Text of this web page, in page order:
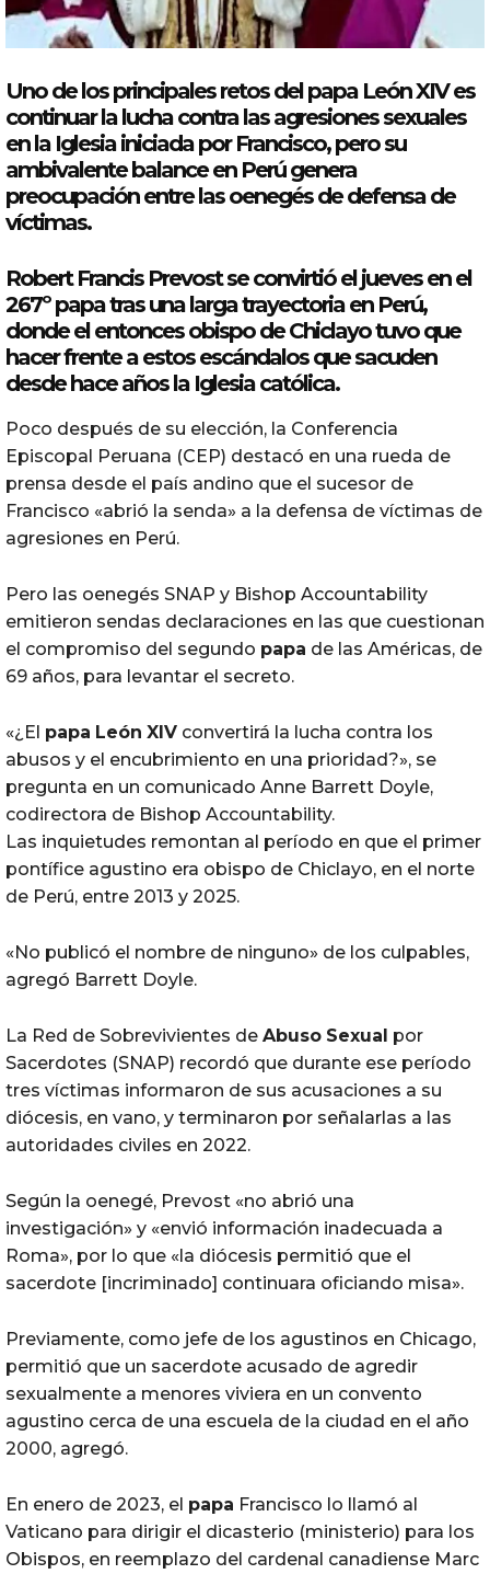
Uno de los principales retos delpapa LeónXIVes
continuar la lucha contra las agresiones sexuales
en la Iglesiainiciada por Francisco, pero su
ambivalente balance en Perú genera
preocupación entre las oenegés de defensa de
víctimas.
Robert Francis Prevost se convirtió el jueves en el
267ºpapatras una larga trayectoria en Perú,
donde el entonces obispo de Chiclayo tuvo que
hacer frente a estos escándalos que sacuden
desde hace años la Iglesiacatólica.
Poco después de su elección, la Conferencia
Episcopal Peruana (CEP) destacó en una rueda de
prensa desde el país andino que el sucesor de
Francisco «abrió la senda» a la defensa de víctimas de
agresiones en Perú.
Pero las oenegés SNAP y Bishop Accountability
emitieron sendas declaraciones en las que cuestionan
el compromiso del segundo papa de las Américas, de
69 años, para levantar el secreto.
«¿El papa León XIV convertirá la lucha contra los
abusos y el encubrimiento en una prioridad?», se
pregunta en un comunicado Anne Barrett Doyle,
codirectora de Bishop Accountability.
Las inquietudes remontan al período en que el primer
pontífice agustino era obispo de Chiclayo, en el norte
de Perú, entre 2013 y 2025.
«No publicó el nombre de ninguno» de los culpables,
agregó Barrett Doyle.
La Red de Sobrevivientes de Abuso Sexual por
Sacerdotes (SNAP) recordó que durante ese período
tres víctimas informaron de sus acusaciones a su
diócesis, en vano, y terminaron por señalarlas a las
autoridades civiles en 2022.
Según la oenegé, Prevost «no abrió una
investigación» y «envió información inadecuada a
Roma», por lo que «la diócesis permitió que el
sacerdote [incriminado] continuara oficiando misa».
Previamente, como jefe de los agustinos en Chicago,
permitió que un sacerdote acusado de agredir
sexualmente a menores viviera en un convento
agustino cerca de una escuela de la ciudad en el año
2000, agregó.
En enero de 2023, el papa Francisco lo llamó al
Vaticano para dirigir el dicasterio (ministerio) para los
Obispos, en reemplazo del cardenal canadiense Marc